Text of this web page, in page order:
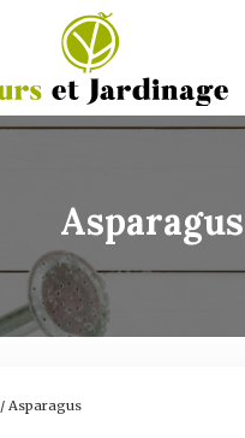
Asparagus
/ Asparagus